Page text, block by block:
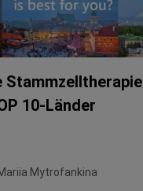
Stammzelltherapie
10-Länder
Mytrofankina